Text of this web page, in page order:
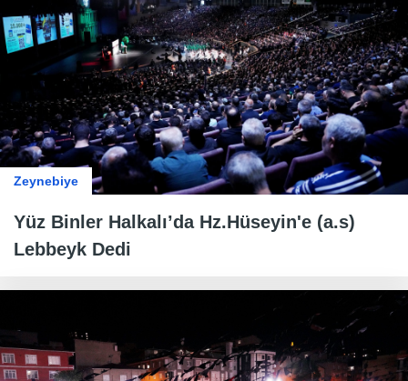
Zeynebiye
Yüz Binler Halkalı’da Hz.Hüseyin'e (a.s)
Lebbeyk Dedi